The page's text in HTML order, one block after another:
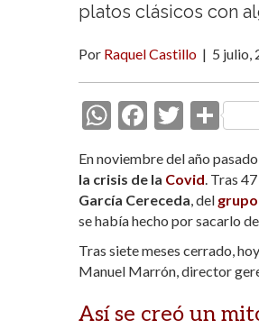
platos clásicos con
Por Raquel Castillo | 5 julio,
W
at
s
A
p
p
F
e
b
o
o
k
T
itt
er
C
m
p
ar
ti
r
En noviembre del año pasado
la crisis de la Covid. Tras
García Cereceda, del grupo
se había hecho por sacarlo
Tras siete meses cerrado,
Manuel Marrón, director
Así se creó un